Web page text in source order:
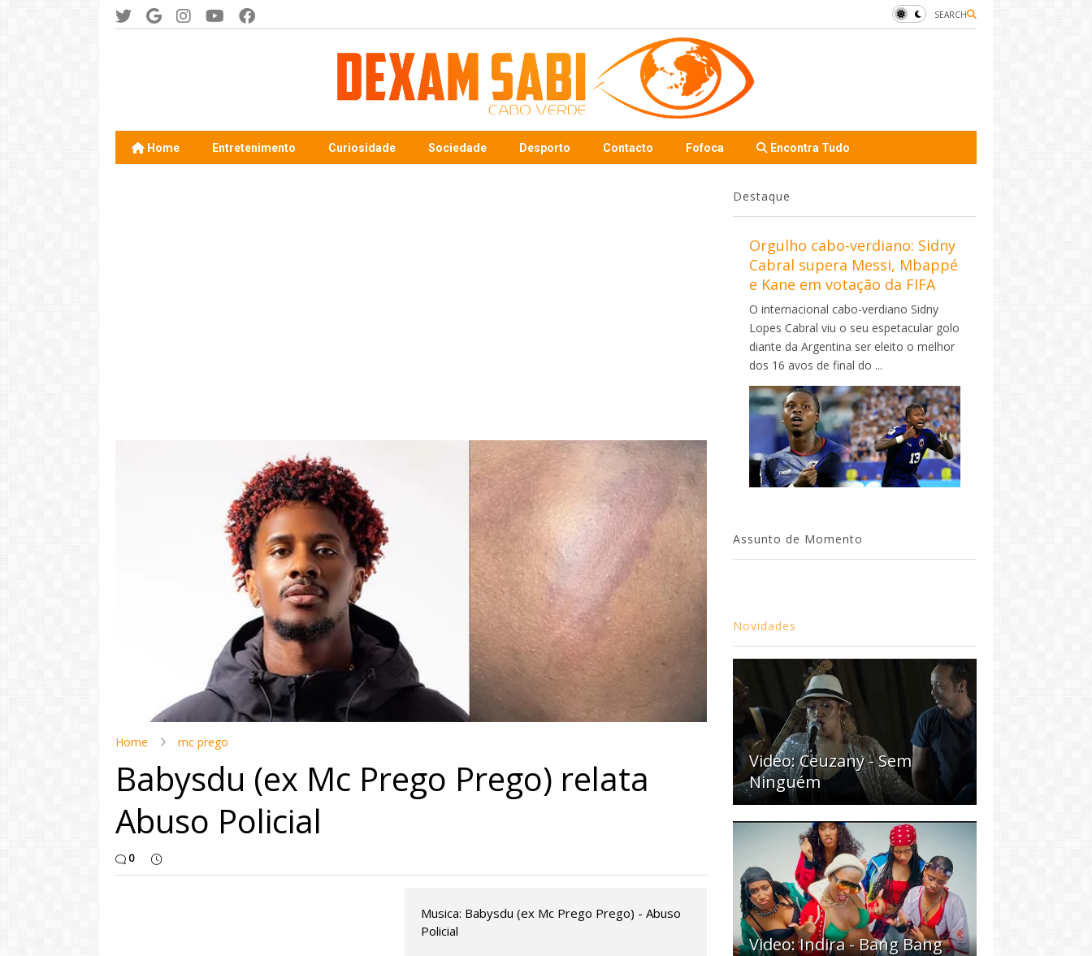
SEARCH
Home Entretenimento Curiosidade Sociedade Desporto Contacto Fofoca Encontra Tudo
Home mc prego
Babysdu (ex Mc Prego Prego) relata
Abuso Policial
0
Musica: Babysdu (ex Mc Prego Prego) - Abuso
Policial
Destaque
Orgulho cabo-verdiano: Sidny
Cabral supera Messi, Mbappé
e Kane em votação da FIFA
O internacional cabo-verdiano Sidny
Lopes Cabral viu o seu espetacular golo
diante da Argentina ser eleito o melhor
dos 16 avos de final do ...
Assunto de Momento
Novidades
Video: Ceuzany - Sem
Ninguém
Video: Indira - Bang Bang